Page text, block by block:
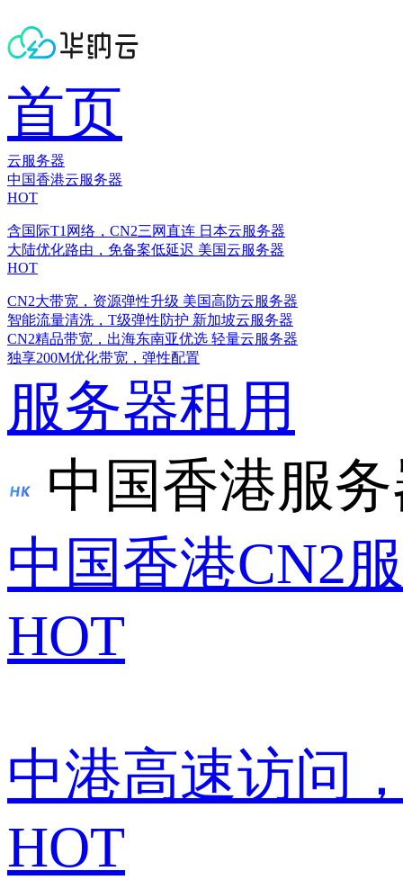
首页
云服务器
中国香港云服务器
HOT
含国际T1网络，CN2三网直连 日本云服务器
大陆优化路由，免备案低延迟 美国云服务器
HOT
CN2大带宽，资源弹性升级 美国高防云服务器
智能流量清洗，T级弹性防护 新加坡云服务器
CN2精品带宽，出海东南亚优选 轻量云服务器
独享200M优化带宽，弹性配置
服务器租用
中国香港服
中国香港CN2
HOT
中港高速访问
HOT